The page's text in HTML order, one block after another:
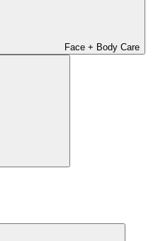
Face + Body Care